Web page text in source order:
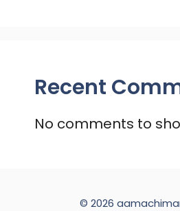
Recent
No comments to
© 2026